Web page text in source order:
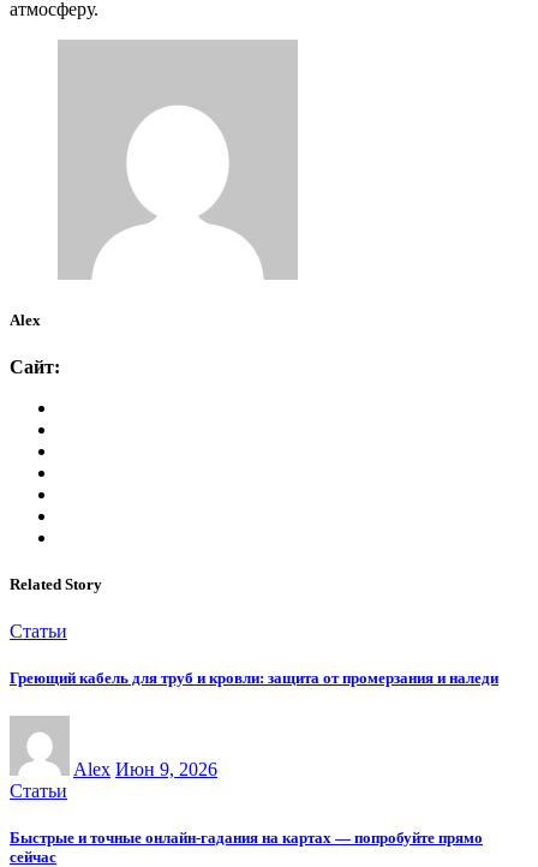
атмосферу.
Alex
Сайт:
Related Story
Статьи
Греющий кабель для труб и кровли: защита от промерзания и наледи
Alex Июн 9, 2026
Статьи
Быстрые и точные онлайн-гадания на картах — попробуйте прямо
сейчас